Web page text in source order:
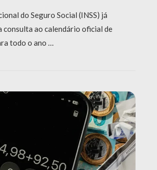
do Seguro Social (INSS) já
consulta ao calendário oficial de
todo o ano …